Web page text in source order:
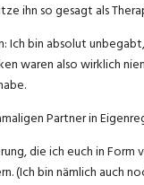
ihn so gesagt als
Ich bin absolut
waren also wirklich
Partner in
die ich euch in
(Ich bin nämlich auch